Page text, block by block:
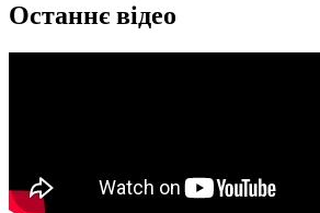
Останнє відео